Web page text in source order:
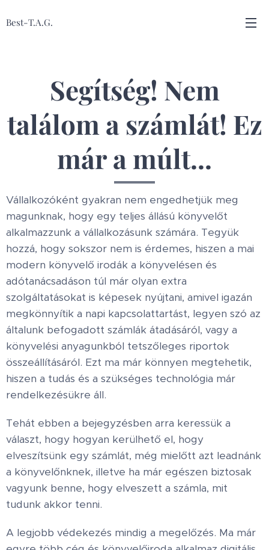
Best-T.A.G.
Segítség! Nem
találom a számlát! Ez
már a múlt...
Vállalkozóként gyakran nem engedhetjük meg
magunknak, hogy egy teljes állású könyvelőt
alkalmazzunk a vállalkozásunk számára. Tegyük
hozzá, hogy sokszor nem is érdemes, hiszen a mai
modern könyvelő irodák a könyvelésen és
adótanácsadáson túl már olyan extra
szolgáltatásokat is képesek nyújtani, amivel igazán
megkönnyítik a napi kapcsolattartást, legyen szó az
általunk befogadott számlák átadásáról, vagy a
könyvelési anyagunkból tetszőleges riportok
összeállításáról. Ezt ma már könnyen megtehetik,
hiszen a tudás és a szükséges technológia már
rendelkezésükre áll.
Tehát ebben a bejegyzésben arra keressük a
választ, hogy hogyan kerülhető el, hogy
elveszítsünk egy számlát, még mielőtt azt leadnánk
a könyvelőnknek, illetve ha már egészen biztosak
vagyunk benne, hogy elveszett a számla, mit
tudunk akkor tenni.
A legjobb védekezés mindig a megelőzés. Ma már